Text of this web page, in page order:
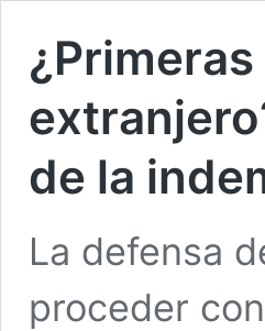
de la
La defensa
proceder